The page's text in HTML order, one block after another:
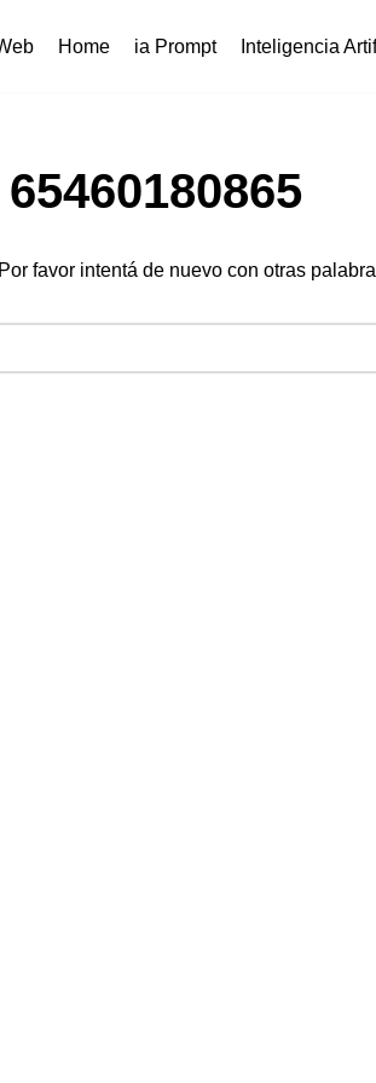
Home ia Prompt Inteligencia
favor intentá de nuevo con otras